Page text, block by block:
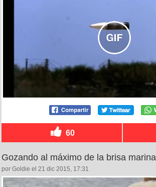
60
Gozando al máximo de la brisa marina
por Goldie el 21 dic 2015, 17:31